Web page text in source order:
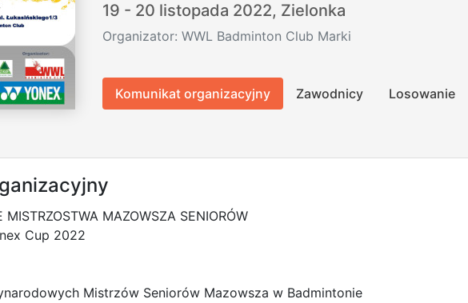
19 - 20 listopada 2022, Zielonka
Organizator: WWL Badminton Club Marki
Komunikat organizacyjny Zawodnicy Losowanie
MISTRZOSTWA MAZOWSZA SENIORÓW
Cup 2022
Mistrzów Seniorów Mazowsza w Badmintonie